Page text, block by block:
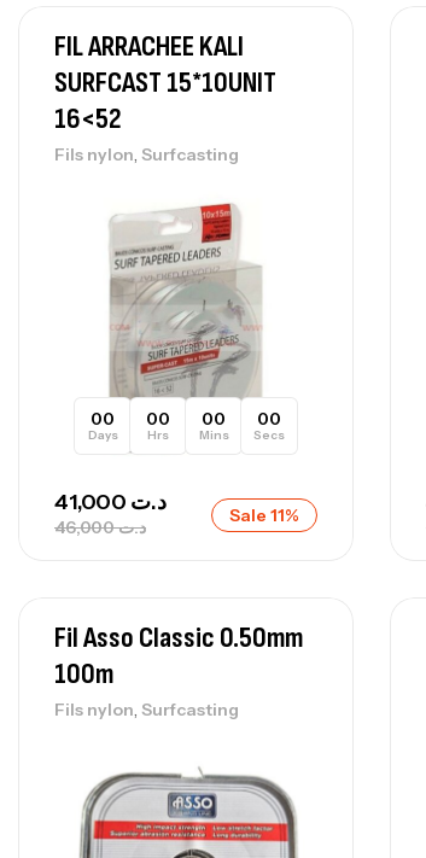
FIL ARRACHEE KALI
SURFCAST 15*10UNIT
16<52
Fils nylon, Surfcasting
00
Days
00
Hrs
00
Mins
00
Secs
د.ت46,000
د.ت Sale 11%
Fil Asso Classic 0.50mm
100m
Fils nylon, Surfcasting